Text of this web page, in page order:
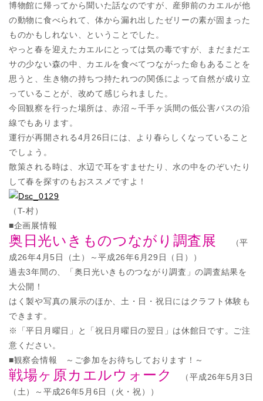
博物館に帰ってから聞いた話なのですが、産卵前のカエルが他
の動物に食べられて、体から漏れ出したゼリーの素が固まった
ものかもしれない、ということでした。
やっと春を迎えたカエルにとっては気の毒ですが、まだまだエ
サの少ない森の中、カエルを食べてつながった命もあることを
思うと、生き物の持ちつ持たれつの関係によって自然が成り立
っていることが、改めて感じられました。
今回観察を行った場所は、赤沼～千手ヶ浜間の低公害バスの沿
線でもあります。
運行が再開される4月26日には、より春らしくなっていること
でしょう。
散策される時は、水辺で耳をすませたり、水の中をのぞいたり
して春を探すのもおススメですよ！
（T-村）
■企画展情報
奥日光いきものつながり調査展
（平
成26年4月5日（土）～平成26年6月29日（日））
過去3年間の、「奥日光いきものつながり調査」の調査結果を
大公開！
はく製や写真の展示のほか、土・日・祝日にはクラフト体験も
できます。
※「平日月曜日」と「祝日月曜日の翌日」は休館日です。ご注
意ください。
■観察会情報 ～ご参加をお待ちしております！～
戦場ヶ原カエルウォーク
（平成26年5月3日
（土）～平成26年5月6日（火・祝））